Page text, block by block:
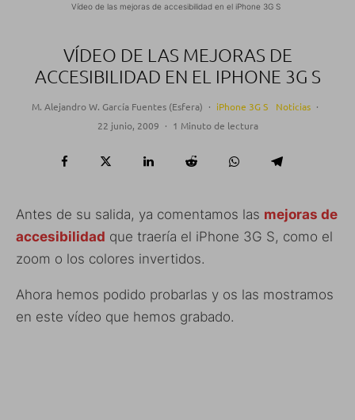
Vídeo de las mejoras de accesibilidad en el iPhone 3G S
VÍDEO DE LAS MEJORAS DE
ACCESIBILIDAD EN EL IPHONE 3G S
M. Alejandro W. García Fuentes (Esfera) · iPhone 3G S Noticias ·
22 junio, 2009 · 1 Minuto de lectura
Antes de su salida, ya comentamos las mejoras de
accesibilidad que traería el iPhone 3G S, como el
zoom o los colores invertidos.
Ahora hemos podido probarlas y os las mostramos
en este vídeo que hemos grabado.